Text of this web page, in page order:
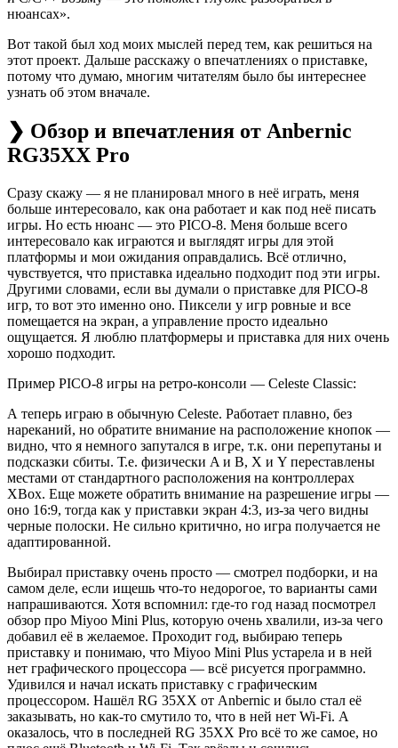
нюансах».
Вот такой был ход моих мыслей перед тем, как решиться на
этот проект. Дальше расскажу о впечатлениях о приставке,
потому что думаю, многим читателям было бы интереснее
узнать об этом вначале.
❯ Обзор и впечатления от Anbernic
RG35XX Pro
Сразу скажу — я не планировал много в неё играть, меня
больше интересовало, как она работает и как под неё писать
игры. Но есть нюанс — это PICO-8. Меня больше всего
интересовало как играются и выглядят игры для этой
платформы и мои ожидания оправдались. Всё отлично,
чувствуется, что приставка идеально подходит под эти игры.
Другими словами, если вы думали о приставке для PICO-8
игр, то вот это именно оно. Пиксели у игр ровные и все
помещается на экран, а управление просто идеально
ощущается. Я люблю платформеры и приставка для них очень
хорошо подходит.
Пример PICO-8 игры на ретро-консоли — Celeste Classic:
А теперь играю в обычную Celeste. Работает плавно, без
нареканий, но обратите внимание на расположение кнопок —
видно, что я немного запутался в игре, т.к. они перепутаны и
подсказки сбиты. Т.е. физически A и B, X и Y переставлены
местами от стандартного расположения на контроллерах
XBox. Еще можете обратить внимание на разрешение игры —
оно 16:9, тогда как у приставки экран 4:3, из-за чего видны
черные полоски. Не сильно критично, но игра получается не
адаптированной.
Выбирал приставку очень просто — смотрел подборки, и на
самом деле, если ищешь что-то недорогое, то варианты сами
напрашиваются. Хотя вспомнил: где-то год назад посмотрел
обзор про Miyoo Mini Plus, которую очень хвалили, из-за чего
добавил её в желаемое. Проходит год, выбираю теперь
приставку и понимаю, что Miyoo Mini Plus устарела и в ней
нет графического процессора — всё рисуется программно.
Удивился и начал искать приставку с графическим
процессором. Нашёл RG 35XX от Anbernic и было стал её
заказывать, но как-то смутило то, что в ней нет Wi-Fi. А
оказалось, что в последней RG 35XX Pro всё то же самое, но